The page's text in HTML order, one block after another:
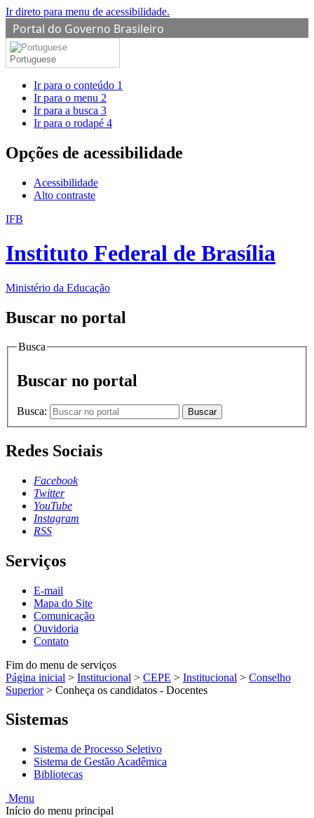
Ir direto para menu de acessibilidade.
Portal do Governo Brasileiro
Portuguese
Ir para o conteúdo 1
Ir para o menu 2
Ir para a busca 3
Ir para o rodapé 4
Opções de acessibilidade
Acessibilidade
Alto contraste
IFB
Instituto Federal de Brasília
Ministério da Educação
Buscar no portal
Busca
Buscar no portal
Busca: Buscar
Redes Sociais
Facebook
Twitter
YouTube
Instagram
RSS
Serviços
E-mail
Mapa do Site
Comunicação
Ouvidoria
Contato
Fim do menu de serviços
Página inicial > Institucional > CEPE > Institucional > Conselho
Superior > Conheça os candidatos - Docentes
Sistemas
Sistema de Processo Seletivo
Sistema de Gestão Acadêmica
Bibliotecas
Menu
Início do menu principal